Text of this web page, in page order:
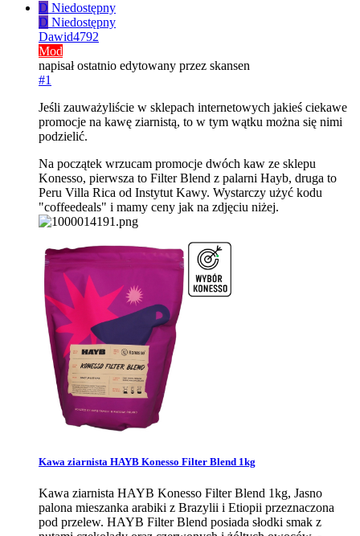
D Niedostępny
D Niedostępny
Dawid4792
Mod
napisałostatnio edytowany przez skansen
#1
Jeśli zauważyliście w sklepach internetowych jakieś ciekawe
promocje na kawę ziarnistą, to w tym wątku można się nimi
podzielić.
Na początek wrzucam promocje dwóch kaw ze sklepu
Konesso, pierwsza to Filter Blend z palarni Hayb, druga to
Peru Villa Rica od Instytut Kawy. Wystarczy użyć kodu
"coffeedeals" i mamy ceny jak na zdjęciu niżej.
Kawa ziarnista HAYB Konesso Filter Blend 1kg
Kawa ziarnista HAYB Konesso Filter Blend 1kg, Jasno
palona mieszanka arabiki z Brazylii i Etiopii przeznaczona
pod przelew. HAYB Filter Blend posiada słodki smak z